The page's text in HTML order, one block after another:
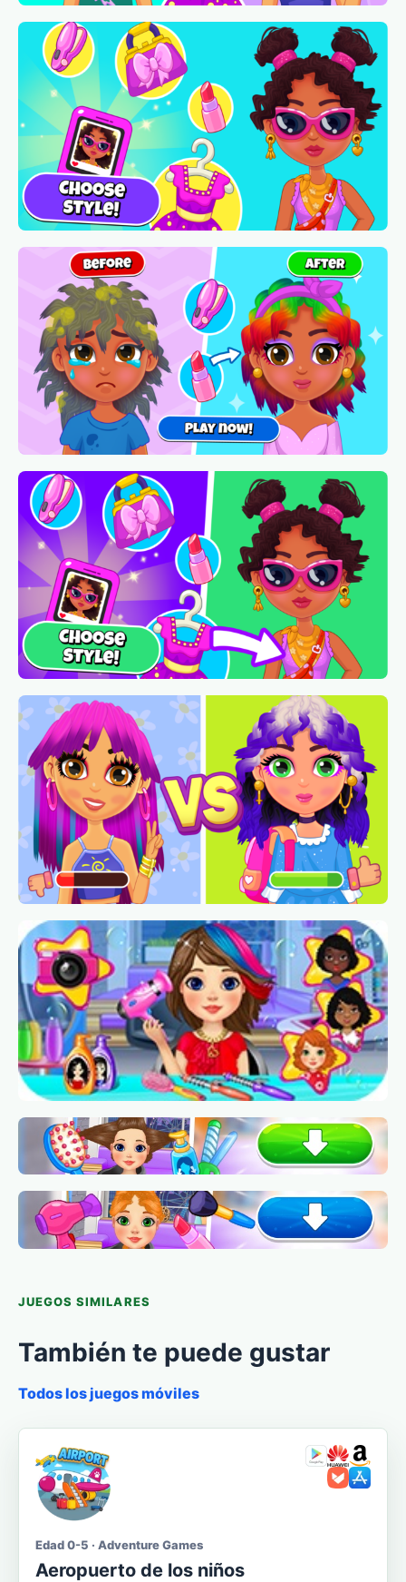
JUEGOS SIMILARES
También te puede gustar
Todos los juegos móviles
Edad 0-5 · Adventure Games
Aeropuerto de los niños